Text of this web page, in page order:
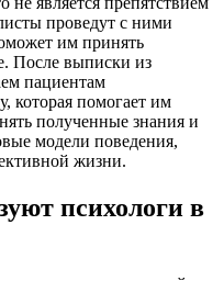
проведут с ними
им принять
После выписки из
пациентам
которая помогает им
полученные знания и
модели поведения,
жизни.
психологи в